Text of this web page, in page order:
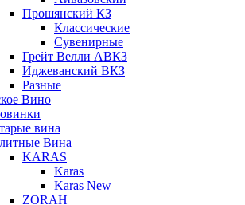
Прошянский КЗ
Классические
Сувенирные
Грейт Велли АВКЗ
Иджеванский ВКЗ
Разные
Вино
вина
Вина
KARAS
Karas
Karas New
ZORAH